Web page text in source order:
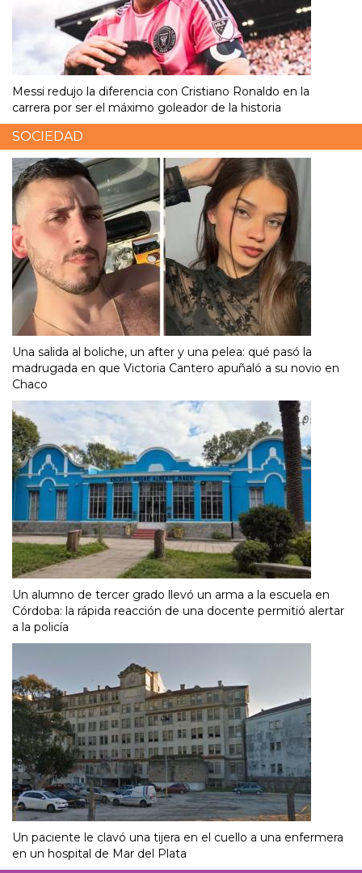
Messi redujo la diferencia con Cristiano Ronaldo en la
carrera por ser el máximo goleador de la historia
SOCIEDAD
Una salida al boliche, un after y una pelea: qué pasó la
madrugada en que Victoria Cantero apuñaló a su novio en
Chaco
Un alumno de tercer grado llevó un arma a la escuela en
Córdoba: la rápida reacción de una docente permitió alertar
a la policía
Un paciente le clavó una tijera en el cuello a una enfermera
en un hospital de Mar del Plata